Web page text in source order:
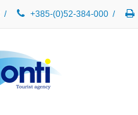
/ +385-(0)52-384-000 /